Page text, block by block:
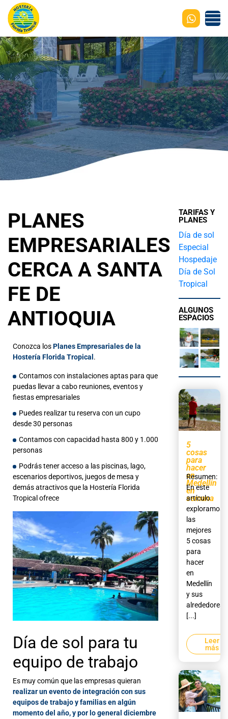
PLANES
EMPRESARIALES
CERCA A SANTA
FE DE
ANTIOQUIA
Conozca losPlanesEmpresariales de la
Hostería Florida Tropical .
Contamos con instalaciones aptas para que
puedas llevar a cabo reuniones, eventos y
fiestas empresariales
Puedes realizar tu reserva con un cupo
desde 30 personas
Contamos con capacidad hasta 800 y 1.000
personas
Podrás tener acceso a las piscinas, lago,
escenarios deportivos, juegos de mesa y
demás atractivos que la Hostería Florida
Tropical ofrece
Día de sol para tu
equipo de trabajo
Es muy común que las empresas quieran
realizar un evento de integración con sus
equipos de trabajo y familias en algún
momento del año, y por lo general diciembre
TARIFAS Y
PLANES
Día de sol
Especial
Hospedaje
Día de Sol
Tropical
ALGUNOS
ESPACIOS
5
cosas
para
hacer
en
Medellín
en
semana
Resumen:
En este
artículo
exploramos
las
mejores
5 cosas
para
hacer
en
Medellín
y sus
alrededores,
[...]
Leer
más